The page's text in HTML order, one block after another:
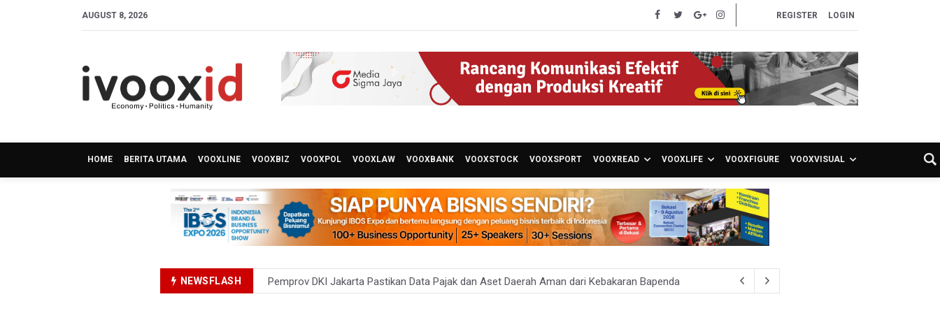
AUGUST 8, 2026 REGISTER LOGIN
HOME BERITA UTAMA VOOXLINE VOOXBIZ VOOXPOL VOOXLAW VOOXBANK VOOXSTOCK VOOXSPORT VOOXREAD VOOXLIFE VOOXFIGURE VOOXVISUAL
NEWSFLASH
Pemprov DKI Jakarta Pastikan Data Pajak dan Aset Daerah Aman dari Kebakaran Bapenda